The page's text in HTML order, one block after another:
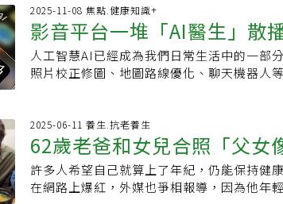
萬韓元和解金。男學生隨後確實收到警方的
發文求助，坦言自己的夢想是成為消防員，
場冤案會讓他留下前科，徹底毀掉人生。網
絡曝光後，瞬間引起韓國網民公憤，大批民
紛紛留言批評：「在緊急情況下救人還要被
恥。面對社會龐大的輿論壓力與警方的深入
出。男學生事後在論壇更新進展，表示經過
案，當局亦作出不起訴處分，成功洗刷冤屈
有拿到賠償，目前反而因涉嫌「妨礙公務罪
行李，開箱後發現攜帶一盒「大正百保能感
毀。對此，原PO提醒，民眾出國若有攜帶藥
診，由醫師開立處方，並於出國時隨身攜帶
提供相關證明，避免不必要的麻煩。事實上
丙乙酸尿」（Allylisopropylacetylurea）成
性質，因此禁止旅客攜帶入境南韓，提醒民
相關規定。南韓關稅廳也曾提醒，若旅客違
行扣留、沒收及銷毀處理，若涉及較嚴重情
媒《朝鮮日報》曾報導，有民眾赴日購買
護情境下。並建議台灣可借鏡韓國經驗，由
時，再進一步銜接法制化，讓專科藥師的專
即收聽按右下角播放鍵↓專科藥師介入可降
針對病人使用的藥物進行完整回顧(review)
決。張豫立舉例，在重症加護病房裡，病人
專科藥師可以協助處理各種副作用和毒性，
科，藥師則能根據病菌培養結果，建議醫師
藥，還能減少抗藥性的發生。「專科藥師的
濟效益往往遠高於投入所需的成本」張豫立
2025-11-08 焦點.健康知識+
影音平台一堆「AI醫生」散
教如何識別真偽
人工智慧AI已經成為我們日常生活中的一部
照片校正修圖、地圖路線優化、聊天機器人
如何看待AI應用在醫學領域，並識別假醫療
進步文章中指出，即使AI技術存在不少爭議
人類的威脅，而是設法讓它們成為實現目標
和人工智慧專家攜手合作，進行醫療和藥物
療」、「緩解醫生短缺與減輕從業人員負擔
2025-06-11 養生.抗老養生
62歲老爸和女兒合照「父女
常飲食秘訣
許多人希望自己就算上了年紀，仍能保持健
在網路上爆紅，外媒也爭相報導，因為他年